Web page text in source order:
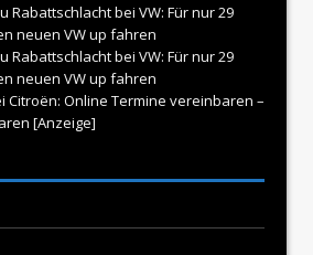
Rabattschlacht bei VW: Für nur 29
neuen VW up fahren
Rabattschlacht bei VW: Für nur 29
neuen VW up fahren
Citroën: Online Termine vereinbaren –
[Anzeige]